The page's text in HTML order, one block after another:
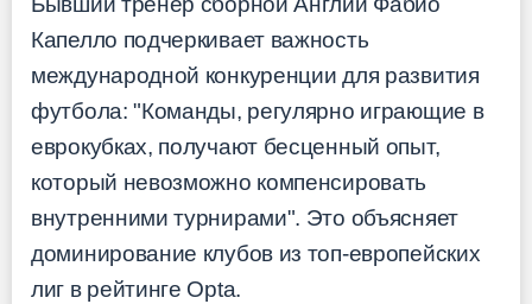
Капелло подчеркивает важность
международной конкуренции для развития
футбола: "Команды, регулярно играющие в
еврокубках, получают бесценный опыт,
который невозможно компенсировать
внутренними турнирами". Это объясняет
доминирование клубов из топ-европейских
лиг в рейтинге Opta.